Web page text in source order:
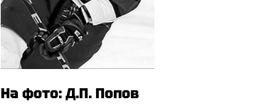
На фото: Д.П. Попов